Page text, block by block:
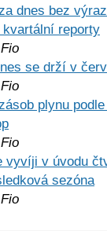
dnes bez
reporty
se drží v
plynu
vyvíji v úvodu
sezóna